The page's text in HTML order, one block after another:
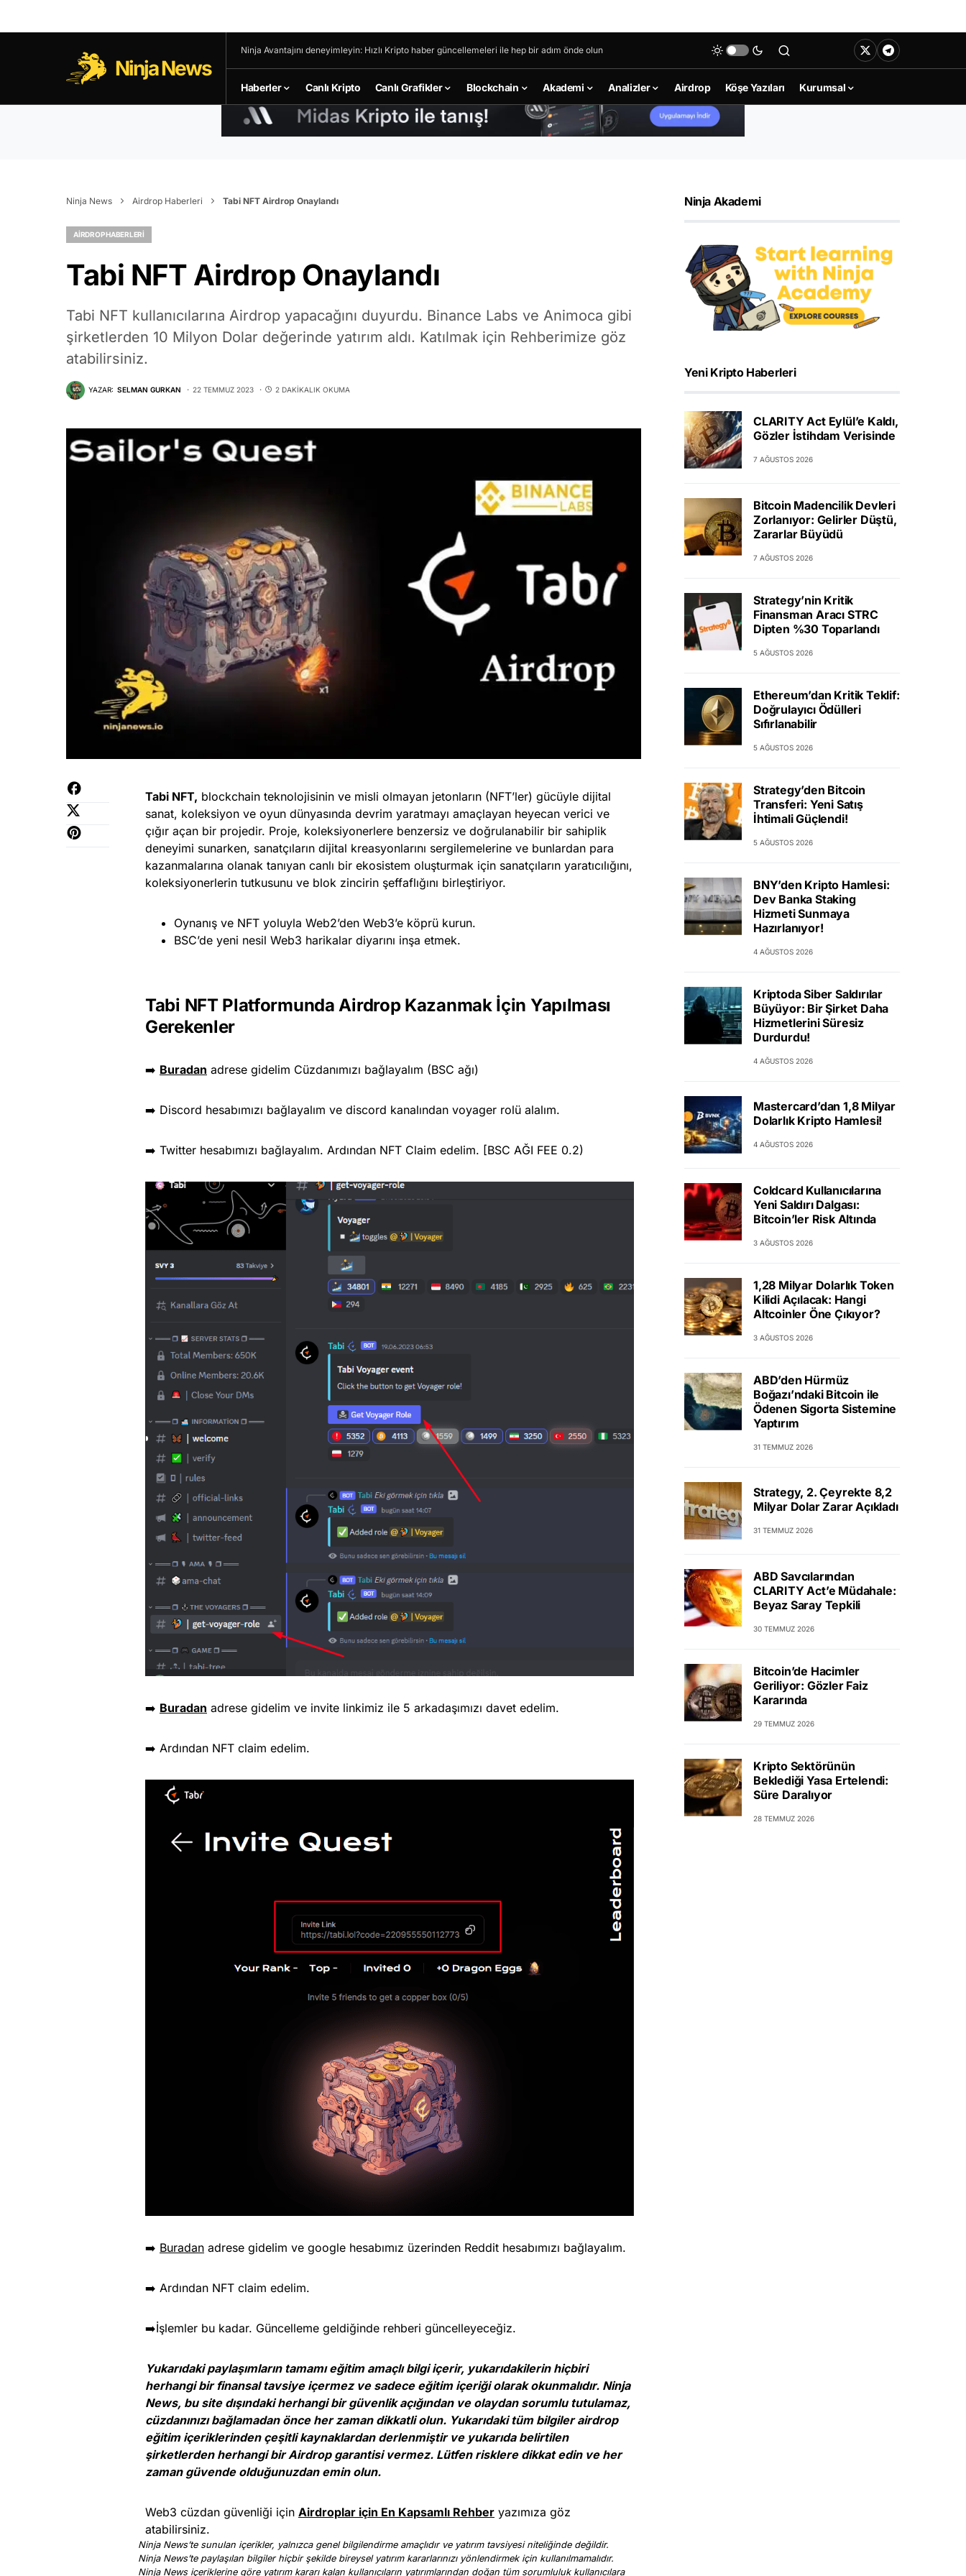
Ninja News
Ninja Avantajını deneyimleyin: Hızlı Kripto haber güncellemeleri ile hep bir adım önde olun
Haberler Canlı Kripto Canlı Grafikler Blockchain Akademi Analizler Airdrop Köşe Yazıları Kurumsal
Ninja News Airdrop Haberleri Tabi NFT Airdrop Onaylandı
AIRDROP HABERLERI
Tabi NFT Airdrop Onaylandı
Tabi NFT kullanıcılarına Airdrop yapacağını duyurdu. Binance Labs ve Animoca gibi
şirketlerden 10 Milyon Dolar değerinde yatırım aldı. Katılmak için Rehberimize göz
atabilirsiniz.
YAZAR: SELMAN GURKAN 22 TEMMUZ 2023 2 DAKIKALIK OKUMA
Tabi NFT, blockchain teknolojisinin ve misli olmayan jetonların (NFT’ler) gücüyle dijital
sanat, koleksiyon ve oyun dünyasında devrim yaratmayı amaçlayan heyecan verici ve
çığır açan bir projedir. Proje, koleksiyonerlere benzersiz ve doğrulanabilir bir sahiplik
deneyimi sunarken, sanatçıların dijital kreasyonlarını sergilemelerine ve bunlardan para
kazanmalarına olanak tanıyan canlı bir ekosistem oluşturmak için sanatçıların yaratıcılığını,
koleksiyonerlerin tutkusunu ve blok zincirin şeffaflığını birleştiriyor.
Oynanış ve NFT yoluyla Web2’den Web3’e köprü kurun.
BSC’de yeni nesil Web3 harikalar diyarını inşa etmek.
Tabi NFT Platformunda Airdrop Kazanmak İçin Yapılması
Gerekenler
➡️ Buradan adrese gidelim Cüzdanımızı bağlayalım (BSC ağı)
➡️ Discord hesabımızı bağlayalım ve discord kanalından voyager rolü alalım.
➡️ Twitter hesabımızı bağlayalım. Ardından NFT Claim edelim. [BSC AĞI FEE 0.2)
➡️ Buradan adrese gidelim ve invite linkimiz ile 5 arkadaşımızı davet edelim.
➡️ Ardından NFT claim edelim.
➡️ Buradan adrese gidelim ve google hesabımız üzerinden Reddit hesabımızı bağlayalım.
➡️ Ardından NFT claim edelim.
➡️İşlemler bu kadar. Güncelleme geldiğinde rehberi güncelleyeceğiz.
Yukarıdaki paylaşımların tamamı eğitim amaçlı bilgi içerir, yukarıdakilerin hiçbiri
herhangi bir finansal tavsiye içermez ve sadece eğitim içeriği olarak okunmalıdır. Ninja
News, bu site dışındaki herhangi bir güvenlik açığından ve olaydan sorumlu tutulamaz,
cüzdanınızı bağlamadan önce her zaman dikkatli olun. Yukarıdaki tüm bilgiler airdrop
eğitim içeriklerinden çeşitli kaynaklardan derlenmiştir ve yukarıda belirtilen
şirketlerden herhangi bir Airdrop garantisi vermez. Lütfen risklere dikkat edin ve her
zaman güvende olduğunuzdan emin olun.
Web3 cüzdan güvenliği için Airdroplar için En Kapsamlı Rehber yazımıza göz
atabilirsiniz.
Ninja News’te sunulan içerikler, yalnızca genel bilgilendirme amaçlıdır ve yatırım tavsiyesi niteliğinde değildir.
Ninja News’te paylaşılan bilgiler hiçbir şekilde bireysel yatırım kararlarınızı yönlendirmek için kullanılmamalıdır.
Ninja News içeriklerine göre yatırım kararı kalan kullanıcıların yatırımlarından doğan tüm sorumluluk kullanıcılara
Ninja Akademi
Yeni Kripto Haberleri
CLARITY Act Eylül’e Kaldı,
Gözler İstihdam Verisinde
7 AĞUSTOS 2026
Bitcoin Madencilik Devleri
Zorlanıyor: Gelirler Düştü,
Zararlar Büyüdü
7 AĞUSTOS 2026
Strategy’nin Kritik
Finansman Aracı STRC
Dipten %30 Toparlandı
5 AĞUSTOS 2026
Ethereum’dan Kritik Teklif:
Doğrulayıcı Ödülleri
Sıfırlanabilir
5 AĞUSTOS 2026
Strategy’den Bitcoin
Transferi: Yeni Satış
İhtimali Güçlendi!
5 AĞUSTOS 2026
BNY’den Kripto Hamlesi:
Dev Banka Staking
Hizmeti Sunmaya
Hazırlanıyor!
4 AĞUSTOS 2026
Kriptoda Siber Saldırılar
Büyüyor: Bir Şirket Daha
Hizmetlerini Süresiz
Durdurdu!
4 AĞUSTOS 2026
Mastercard’dan 1,8 Milyar
Dolarlık Kripto Hamlesi!
4 AĞUSTOS 2026
Coldcard Kullanıcılarına
Yeni Saldırı Dalgası:
Bitcoin’ler Risk Altında
3 AĞUSTOS 2026
1,28 Milyar Dolarlık Token
Kilidi Açılacak: Hangi
Altcoinler Öne Çıkıyor?
3 AĞUSTOS 2026
ABD’den Hürmüz
Boğazı’ndaki Bitcoin ile
Ödenen Sigorta Sistemine
Yaptırım
31 TEMMUZ 2026
Strategy, 2. Çeyrekte 8,2
Milyar Dolar Zarar Açıkladı
31 TEMMUZ 2026
ABD Savcılarından
CLARITY Act’e Müdahale:
Beyaz Saray Tepkili
30 TEMMUZ 2026
Bitcoin’de Hacimler
Geriliyor: Gözler Faiz
Kararında
29 TEMMUZ 2026
Kripto Sektörünün
Beklediği Yasa Ertelendi:
Süre Daralıyor
28 TEMMUZ 2026